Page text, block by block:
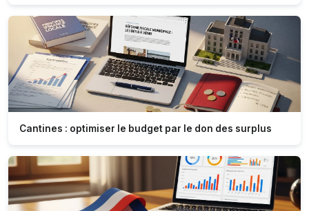
Cantines : optimiser le budget par le don des surplus